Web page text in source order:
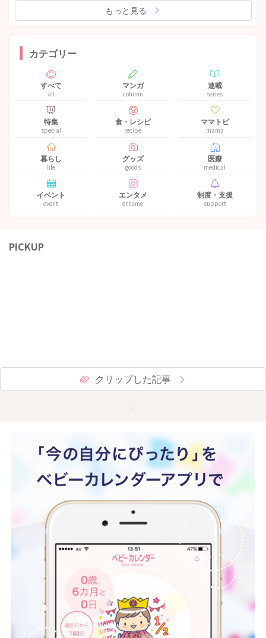
もっと見る
カテゴリー
すべて
all
マンガ
column
連載
series
特集
special
食・レシピ
recipe
ママトピ
mama
暮らし
life
グッズ
goods
医療
medical
イベント
event
エンタメ
entame
制度・支援
support
PICKUP
クリップした記事